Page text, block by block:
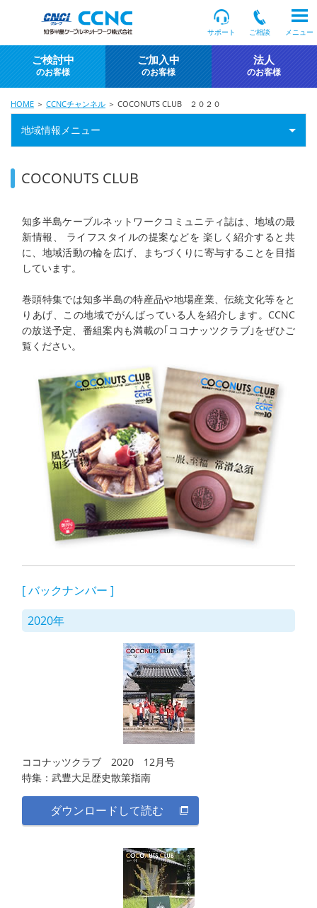
サポート ご相談 メニュー
ご検討中
のお客様
ご加入中
のお客様
法人
のお客様
HOME ＞ CCNCチャンネル ＞ COCONUTS CLUB ２０２０
地域情報メニュー
COCONUTS CLUB
知多半島ケーブルネットワークコミュニティ誌は、地域の最
新情報、 ライフスタイルの提案などを 楽しく紹介すると共
に、地域活動の輪を広げ、まちづくりに寄与することを目指
しています。
巻頭特集では知多半島の特産品や地場産業、伝統文化等をと
りあげ、この地域でがんばっている人を紹介します。CCNC
の放送予定、番組案内も満載の｢ココナッツクラブ｣をぜひご
覧ください。
[ バックナンバー ]
2020年
ココナッツクラブ 2020 12月号
特集：武豊大足歴史散策指南
ダウンロードして読む